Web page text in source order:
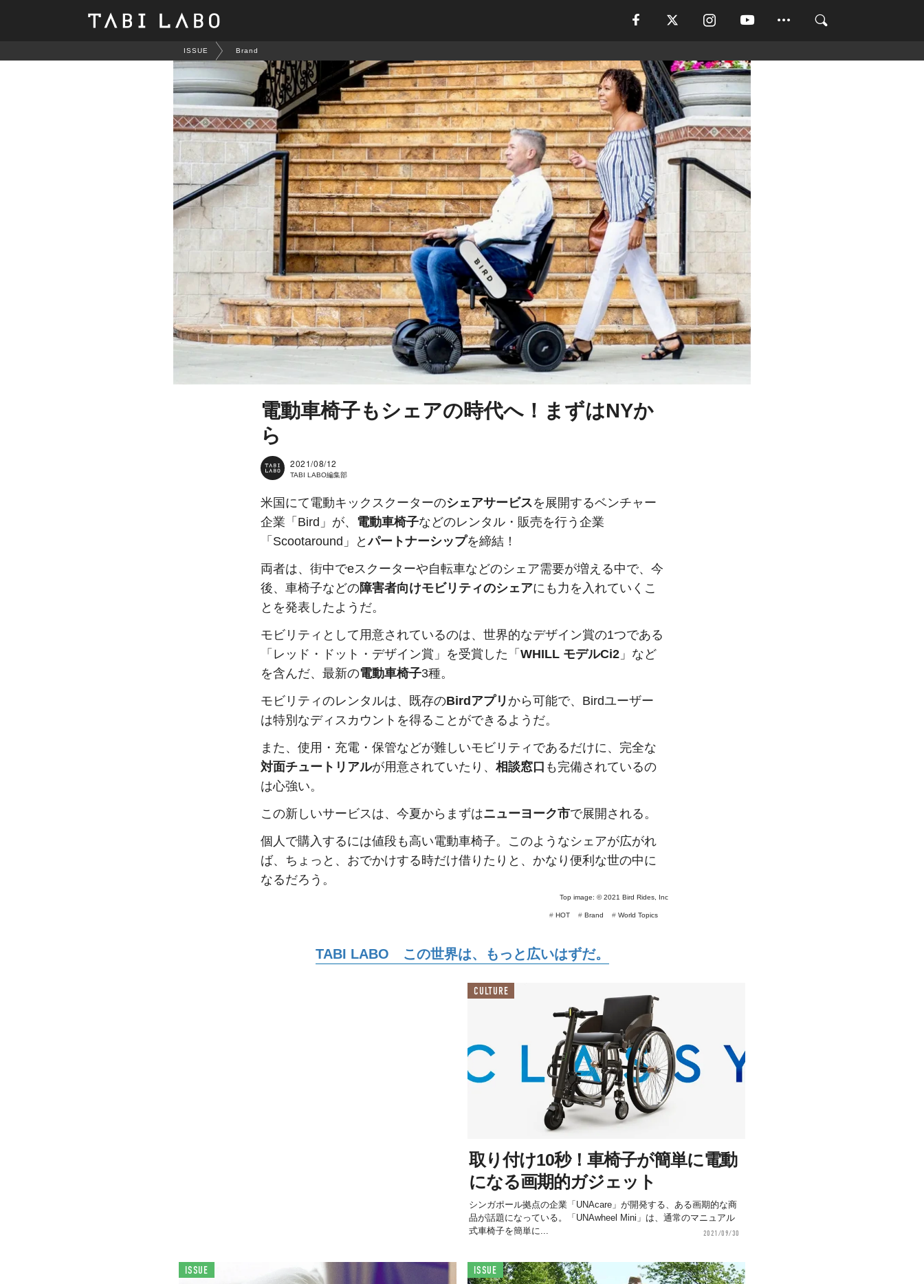
ISSUE Brand
電動車椅子もシェアの時代へ！まずはNYか
ら
2021/08/12
TABI LABO編集部
米国にて電動キックスクーターのシェアサービスを展開するベンチャー
企業「Bird」が、 電動車椅子などのレンタル・販売を行う企業
「Scootaround」とパートナーシップを締結！
両者は、街中でeスクーターや自転車などのシェア需要が増える中で、今
後、車椅子などの障害者向けモビリティのシェアにも力を入れていくこ
とを発表したようだ。
モビリティとして用意されているのは、世界的なデザイン賞の1つである
「レッド・ドット・デザイン賞」を受賞した「 WHILL モデルCi2 」など
を含んだ、最新の電動車椅子3種。
モビリティのレンタルは、既存のBirdアプリ から可能で、Birdユーザー
は特別なディスカウントを得ることができるようだ。
また、使用・充電・保管などが難しいモビリティであるだけに、完全な
対面チュートリアルが用意されていたり、 相談窓口 も完備されているの
は心強い。
この新しいサービスは、今夏からまずはニューヨーク市で展開される。
個人で購入するには値段も高い電動車椅子。このようなシェアが広がれ
ば、ちょっと、おでかけする時だけ借りたりと、かなり便利な世の中に
なるだろう。
Top image: ©2021 Bird Rides, Inc
# World Topics
# Brand
# HOT
TABI LABO この世界は、もっと広いはずだ。
CULTURE
取り付け10秒！車椅子が簡単に電動
になる画期的ガジェット
シンガポール拠点の企業「UNAcare」が開発する、ある画期的な商
品が話題になっている。「UNAwheel Mini」は、通常のマニュアル
式車椅子を簡単に...
2021/09/30
ISSUE ISSUE